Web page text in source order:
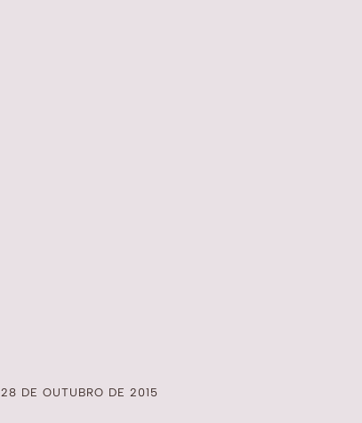
28 DE OUTUBRO DE 2015